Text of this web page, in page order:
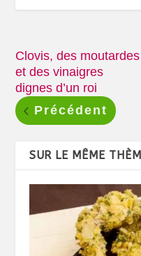
Clovis, des moutardes
et des vinaigres
dignes d’un roi
Précédent
SUR LE MÊME